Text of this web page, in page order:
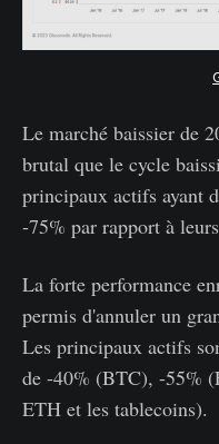
Le marché baissier de
brutal que le cycle
principaux actifs ayant
-75% par rapport à
La forte performance
permis d'annuler un
Les principaux actifs
de -40% (BTC), -55%
ETH et les tablecoins).